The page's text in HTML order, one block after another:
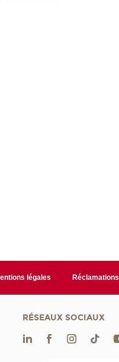
légales Réclamations
RÉSEAUX SOCIAUX